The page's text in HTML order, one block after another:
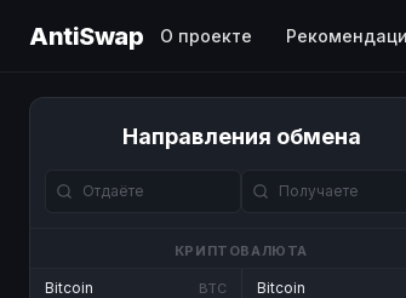
AntiSwap О проекте
Направления обмена
КРИПТОВАЛЮТА
Bitcoin BTC Bitcoin